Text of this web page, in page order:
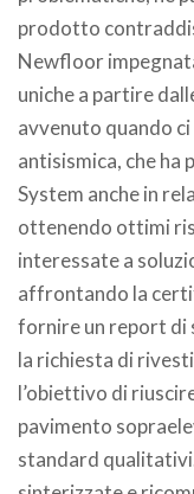
prodotto
Newfloor
uniche a partire
avvenuto quando
antisismica, che
System anche in
ottenendo ottimi
interessate a
affrontando la
fornire un report di
la richiesta di
l’obiettivo di
pavimento
standard